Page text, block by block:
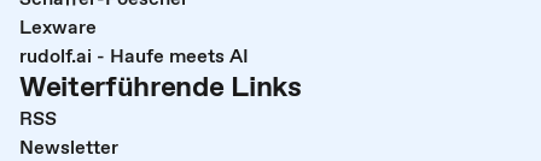
Lexware
rudolf.ai - Haufe meets AI
Weiterführende Links
RSS
Newsletter